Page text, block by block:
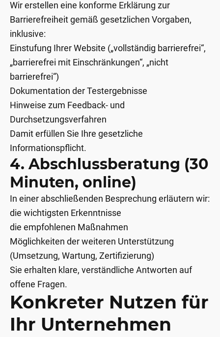
Wir erstellen eine konforme Erklärung zur
Barrierefreiheit gemäß gesetzlichen Vorgaben,
inklusive:
Einstufung Ihrer Website („vollständig barrierefrei“,
„barrierefrei mit Einschränkungen“, „nicht
barrierefrei“)
Dokumentation der Testergebnisse
Hinweise zum Feedback- und
Durchsetzungsverfahren
Damit erfüllen Sie Ihre gesetzliche
Informationspflicht.
4. Abschlussberatung (30
Minuten, online)
In einer abschließenden Besprechung erläutern wir:
die wichtigsten Erkenntnisse
die empfohlenen Maßnahmen
Möglichkeiten der weiteren Unterstützung
(Umsetzung, Wartung, Zertifizierung)
Sie erhalten klare, verständliche Antworten auf
offene Fragen.
Konkreter Nutzen für
Ihr Unternehmen